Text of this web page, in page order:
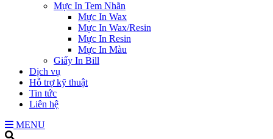
Mực In Tem Nhãn
Mực In Wax
Mực In Wax/Resin
Mực In Resin
Mực In Màu
Giấy In Bill
Dịch vụ
Hỗ trợ kỹ thuật
Tin tức
Liên hệ
MENU